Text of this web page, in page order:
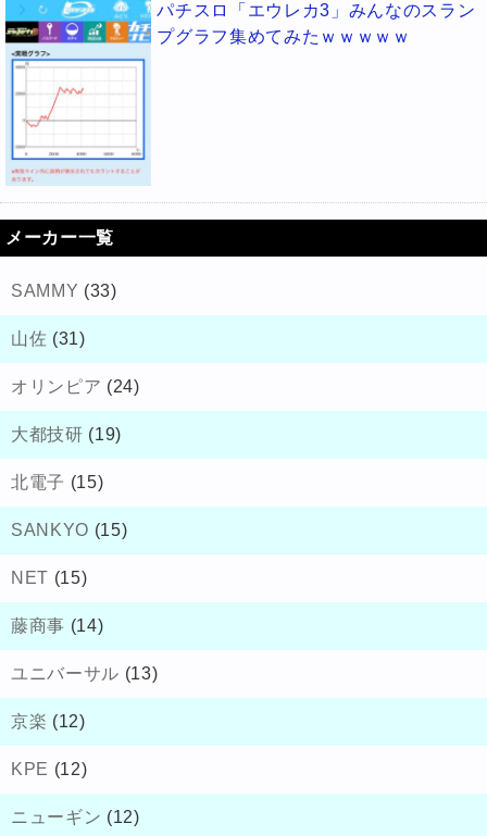
パチスロ「エウレカ3」みんなのスラン
プグラフ集めてみたｗｗｗｗｗ
メーカー一覧
SAMMY (33)
山佐 (31)
オリンピア (24)
大都技研 (19)
北電子 (15)
SANKYO (15)
NET (15)
藤商事 (14)
ユニバーサル (13)
京楽 (12)
KPE (12)
ニューギン (12)